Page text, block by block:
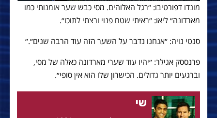
מונדו דפורטיבו: ״רגל האלוהים. מסי כבש שער אומנותי כמו
מארדונה״ ליאו: ״ראיתי שטח פנוי ורצתי לתוכו״.
סנטי נויה: ״אנחנו נדבר על השער הזה עוד הרבה שנים״.״
פרנססק אגילר: ״יהיו עוד שערי מארדונה כאלה של מסי,
וברגעים יותר גדולים. הכישרון שלו הוא אין סופי״.
שי